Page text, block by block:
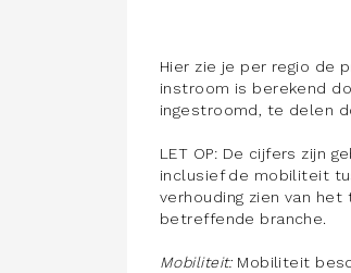
Hier zie je per regio de
instroom is berekend
ingestroomd, te delen
LET OP: De cijfers zijn
inclusief de mobiliteit
verhouding zien van
betreffende branche.
Mobiliteit: Mobiliteit